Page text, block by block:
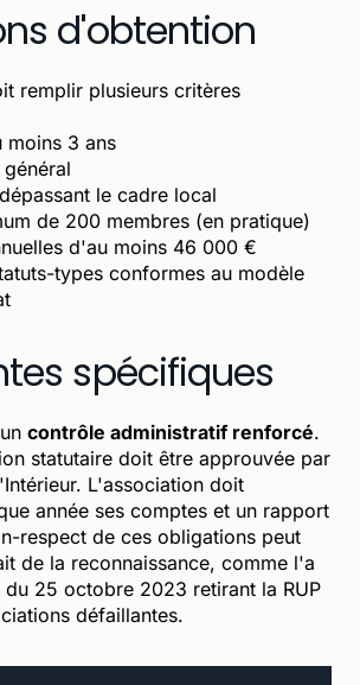
d'obtention
remplir plusieurs critères
moins 3 ans
le cadre local
de 200 membres (en pratique)
d'au moins 46 000 €
types conformes au modèle
spécifiques
contrôle administratif renforcé.
statutaire doit être approuvée par
L'association doit
année ses comptes et un rapport
respect de ces obligations peut
de la reconnaissance, comme l'a
25 octobre 2023 retirant la RUP
défaillantes.